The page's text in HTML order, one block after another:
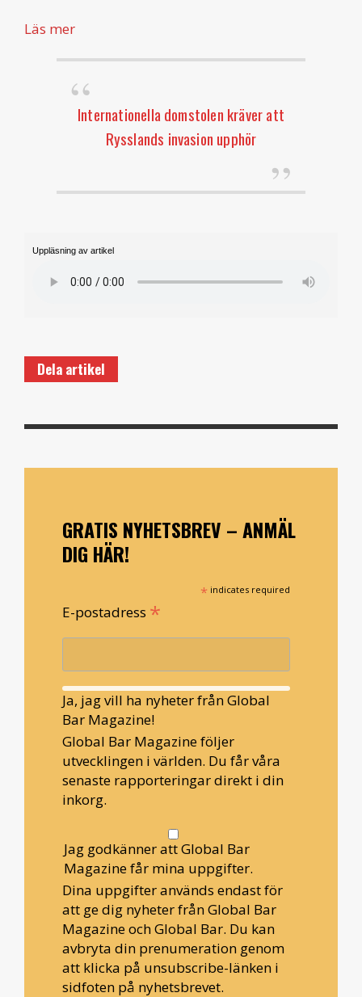
Läs mer
Internationella domstolen kräver att
Rysslands invasion upphör
Uppläsning av artikel
Dela artikel
GRATIS NYHETSBREV – ANMÄL
DIG HÄR!
* indicates required
E-postadress *
Ja, jag vill ha nyheter från Global
Bar Magazine!
Global Bar Magazine följer
utvecklingen i världen. Du får våra
senaste rapporteringar direkt i din
inkorg.
Jag godkänner att Global Bar
Magazine får mina uppgifter.
Dina uppgifter används endast för
att ge dig nyheter från Global Bar
Magazine och Global Bar. Du kan
avbryta din prenumeration genom
att klicka på unsubscribe-länken i
sidfoten på nyhetsbrevet.